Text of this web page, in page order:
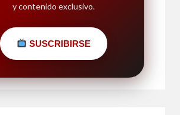
y contenido exclusivo.
SUSCRIBIRSE